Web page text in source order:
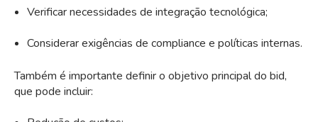
Verificar necessidades de integração tecnológica;
Considerar exigências de compliance e políticas internas.
Também é importante definir o objetivo principal do bid,
que pode incluir: